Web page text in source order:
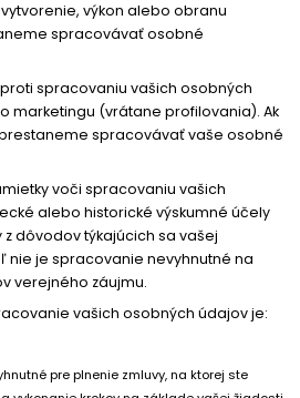
výkon alebo obranu
spracovávať osobné
spracovaniu vašich osobných
marketingu (vrátane profilovania). Ak
spracovávať vaše osobné
voči spracovaniu vašich
alebo historické výskumné účely
dôvodov týkajúcich sa vašej
nie je spracovanie nevyhnutné na
verejného záujmu.
vašich osobných údajov je:
pre plnenie zmluvy, na ktorej ste